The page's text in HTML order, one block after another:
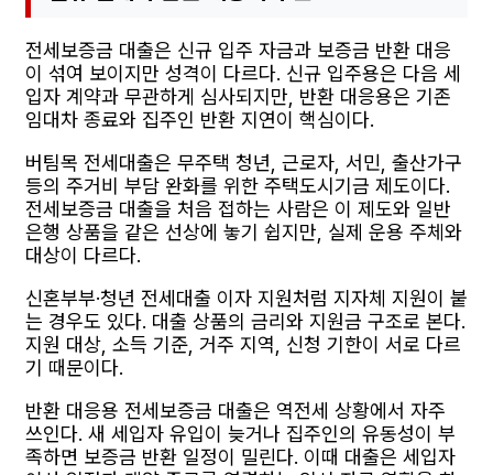
전세보증금 대출은 신규 입주 자금과 보증금 반환 대응
이 섞여 보이지만 성격이 다르다. 신규 입주용은 다음 세
입자 계약과 무관하게 심사되지만, 반환 대응용은 기존
임대차 종료와 집주인 반환 지연이 핵심이다.
버팀목 전세대출은 무주택 청년, 근로자, 서민, 출산가구
등의 주거비 부담 완화를 위한 주택도시기금 제도이다.
전세보증금 대출을 처음 접하는 사람은 이 제도와 일반
은행 상품을 같은 선상에 놓기 쉽지만, 실제 운용 주체와
대상이 다르다.
신혼부부·청년 전세대출 이자 지원처럼 지자체 지원이 붙
는 경우도 있다. 대출 상품의 금리와 지원금 구조로 본다.
지원 대상, 소득 기준, 거주 지역, 신청 기한이 서로 다르
기 때문이다.
반환 대응용 전세보증금 대출은 역전세 상황에서 자주
쓰인다. 새 세입자 유입이 늦거나 집주인의 유동성이 부
족하면 보증금 반환 일정이 밀린다. 이때 대출은 세입자